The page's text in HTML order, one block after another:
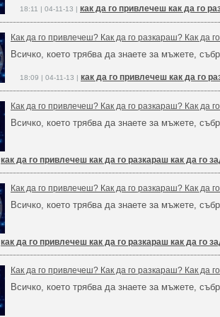
18:11 | 04-11-13 | как да го привлечеш как да го
Как да го привлечеш? Как да го разкараш? Как да
Всичко, което трябва да знаете за мъжете,
18:09 | 04-11-13 | как да го привлечеш как да го
Как да го привлечеш? Как да го разкараш? Как да
Всичко, което трябва да знаете за мъжете,
как да го привлечеш как да го разкараш как да го
Как да го привлечеш? Как да го разкараш? Как да
Всичко, което трябва да знаете за мъжете,
как да го привлечеш как да го разкараш как да го
Как да го привлечеш? Как да го разкараш? Как да
Всичко, което трябва да знаете за мъжете,